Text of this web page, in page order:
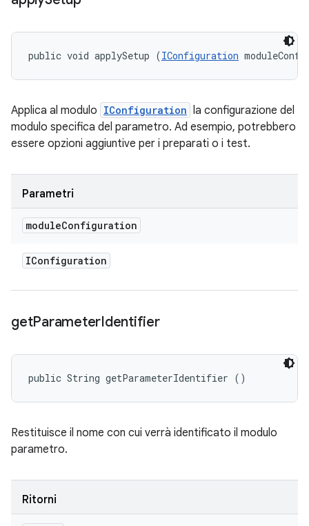
public void applySetup (IConfiguration
Applica al modulo IConfiguration la configurazione del
modulo specifica del parametro. Ad esempio, potrebbero
essere opzioni aggiuntive per i preparati o i test.
Parametri
moduleConfiguration
IConfiguration
getParameterIdentifier
public String getParameterIdentifier ()
Restituisce il nome con cui verrà identificato il modulo
parametro.
Ritorni